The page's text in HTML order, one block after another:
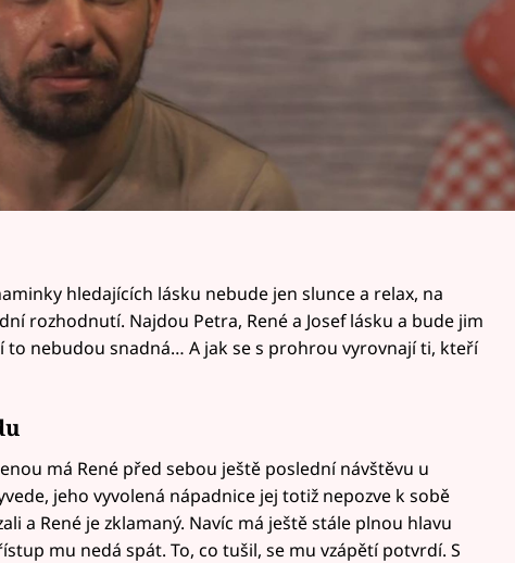
hledajících lásku nebude jen slunce a relax, na
rozhodnutí. Najdou Petra, René a Josef lásku a bude jim
to nebudou snadná… A jak se s prohrou vyrovnají ti, kteří
má René před sebou ještě poslední návštěvu u
jeho vyvolená nápadnice jej totiž nepozve k sobě
a René je zklamaný. Navíc má ještě stále plnou hlavu
mu nedá spát. To, co tušil, se mu vzápětí potvrdí. S